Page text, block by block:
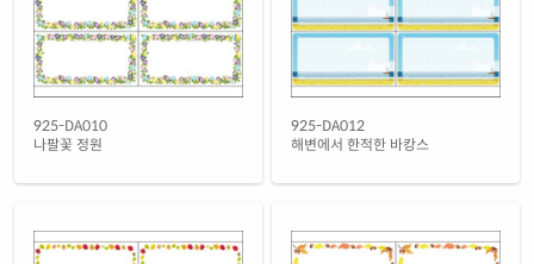
925-DA010
나팔꽃 정원
925-DA012
해변에서 한적한 바캉스